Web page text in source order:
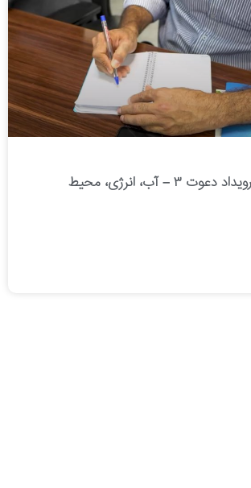
نشست خبری رویداد دعوت ۳ – آب، انرژی، محیط